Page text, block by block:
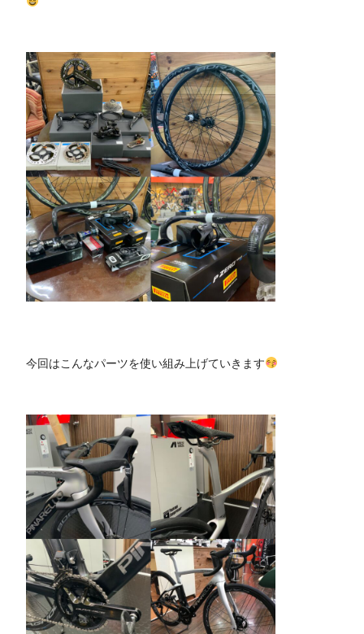
今回はこんなパーツを使い組み上げていきます